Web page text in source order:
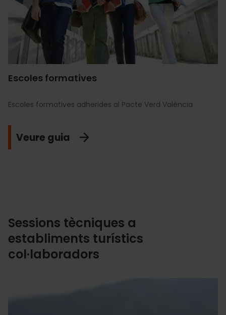
Escoles formatives
Escoles formatives adherides al Pacte Verd València
Veure guia
Sessions tècniques a
establiments turístics
col·laboradors